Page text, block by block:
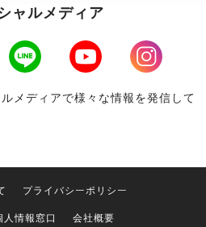
ャルメディア
LINE Youtube
Instagram
メディアで様々な情報を発信して
プライバシーポリシー
人情報窓口 会社概要